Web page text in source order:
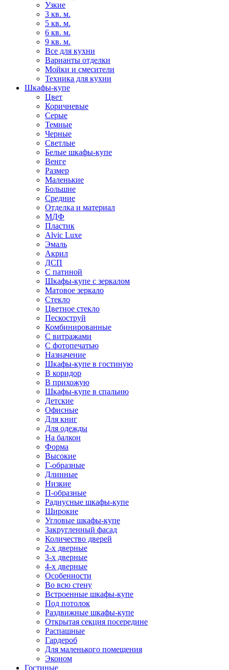
Узкие
3 кв. м.
5 кв. м.
6 кв. м.
9 кв. м.
Все для кухни
Варианты отделки
Мойки и смесители
Техника для кухни
Шкафы-купе
Цвет
Коричневые
Серые
Темные
Черные
Светлые
Белые шкафы-купе
Венге
Размер
Маленькие
Большие
Средние
Отделка и материал
МДФ
Пластик
Alvic Luxe
Эмаль
Акрил
ДСП
С патиной
Шкафы-купе с зеркалом
Матовое зеркало
Стекло
Цветное стекло
Пескоструй
Комбинированные
С витражами
С фотопечатью
Назначение
Шкафы-купе в гостиную
В коридор
В прихожую
Шкафы-купе в спальню
Детские
Офисные
Для книг
Для одежды
На балкон
Форма
Высокие
Г-образные
Длинные
Низкие
П-образные
Радиусные шкафы-купе
Широкие
Угловые шкафы-купе
Закругленный фасад
Количество дверей
2-х дверные
3-х дверные
4-х дверные
Особенности
Во всю стену
Встроенные шкафы-купе
Под потолок
Раздвижные шкафы-купе
Открытая секция посередине
Распашные
Гардероб
Для маленького помещения
Эконом
Гостиные